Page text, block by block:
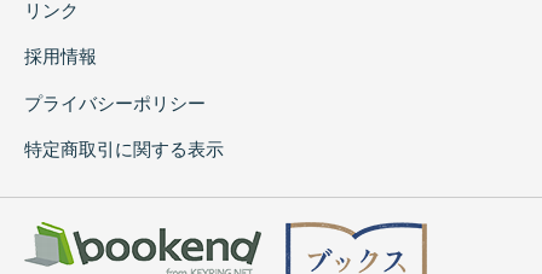
リンク
採用情報
プライバシーポリシー
特定商取引に関する表示